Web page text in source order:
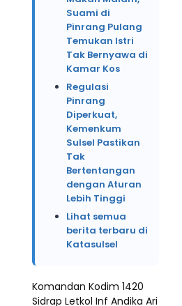
Suami di
Pinrang Pulang
Temukan Istri
Tak Bernyawa di
Kamar Kos
Regulasi
Pinrang
Diperkuat,
Kemenkum
Sulsel Pastikan
Tak
Bertentangan
dengan Aturan
Lebih Tinggi
Lihat semua
berita terbaru di
Katasulsel
Komandan Kodim 1420
Sidrap Letkol Inf Andika Ari